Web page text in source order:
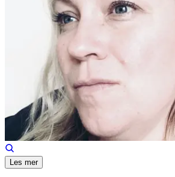
Les mer